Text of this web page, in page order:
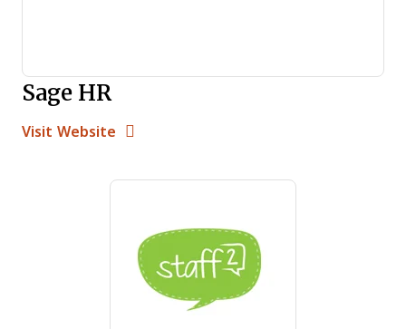
Sage HR
Visit Website Opens New Window